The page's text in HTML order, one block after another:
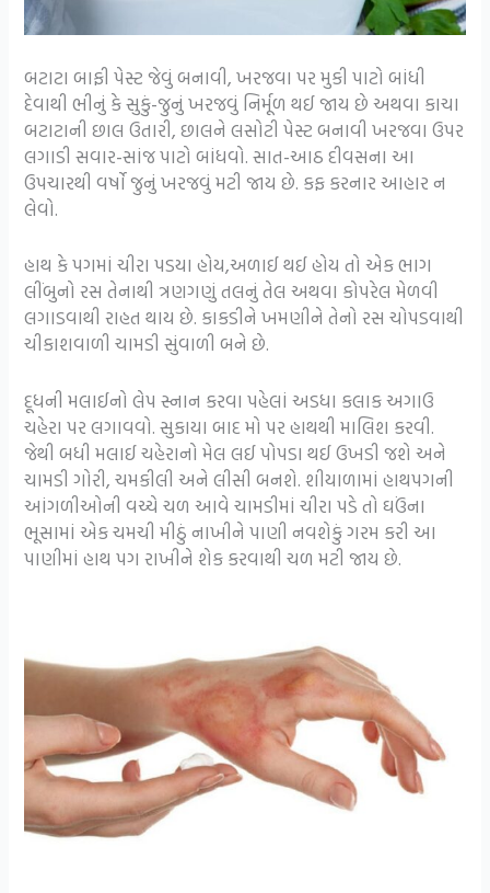
બટાટા બાફી પેસ્ટ જેવું બનાવી, ખરજવા પર મુકી પાટો બાંધી
દેવાથી ભીનું કે સુકું-જુનું ખરજવું નિર્મૂળ થઈ જાય છે અથવા કાચા
બટાટાની છાલ ઉતારી, છાલને લસોટી પેસ્ટ બનાવી ખરજવા ઉપર
લગાડી સવાર-સાંજ પાટો બાંધવો. સાત-આઠ દીવસના આ
ઉપચારથી વર્ષો જુનું ખરજવું મટી જાય છે. કફ કરનાર આહાર ન
લેવો.
હાથ કે પગમાં ચીરા પડયા હોય,અળાઈ થઈ હોય તો એક ભાગ
લીંબુનો રસ તેનાથી ત્રણગણું તલનું તેલ અથવા કોપરેલ મેળવી
લગાડવાથી રાહત થાય છે. કાકડીને ખમણીને તેનો રસ ચોપડવાથી
ચીકાશવાળી ચામડી સુંવાળી બને છે.
દૂધની મલાઈનો લેપ સ્નાન કરવા પહેલાં અડધા કલાક અગાઉ
ચહેરા પર લગાવવો. સુકાયા બાદ મો પર હાથથી માલિશ કરવી.
જેથી બધી મલાઈ ચહેરાનો મેલ લઈ પોપડા થઈ ઉખડી જશે અને
ચામડી ગોરી, ચમકીલી અને લીસી બનશે. શીયાળામાં હાથપગની
આંગળીઓની વચ્ચે ચળ આવે ચામડીમાં ચીરા પડે તો ઘઉંના
ભૂસામાં એક ચમચી મીઠું નાખીને પાણી નવશેકું ગરમ કરી આ
પાણીમાં હાથ પગ રાખીને શેક કરવાથી ચળ મટી જાય છે.